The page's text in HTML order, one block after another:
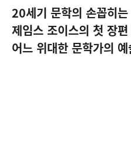
20세기 문학의 손꼽히
제임스 조이스의 첫 장
어느 위대한 문학가의